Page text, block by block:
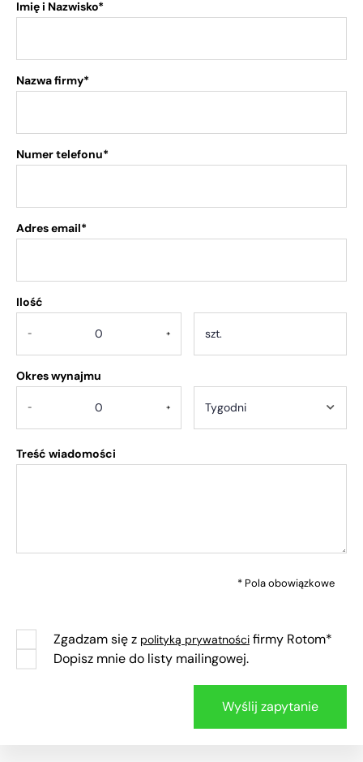
Imię i Nazwisko*
Nazwa firmy*
Numer telefonu*
Adres email*
Ilość
- +
Okres wynajmu
- +
Treść wiadomości
* Pola obowiązkowe
Zgadzam się z polityką prywatności firmy Rotom*
Dopisz mnie do listy mailingowej.